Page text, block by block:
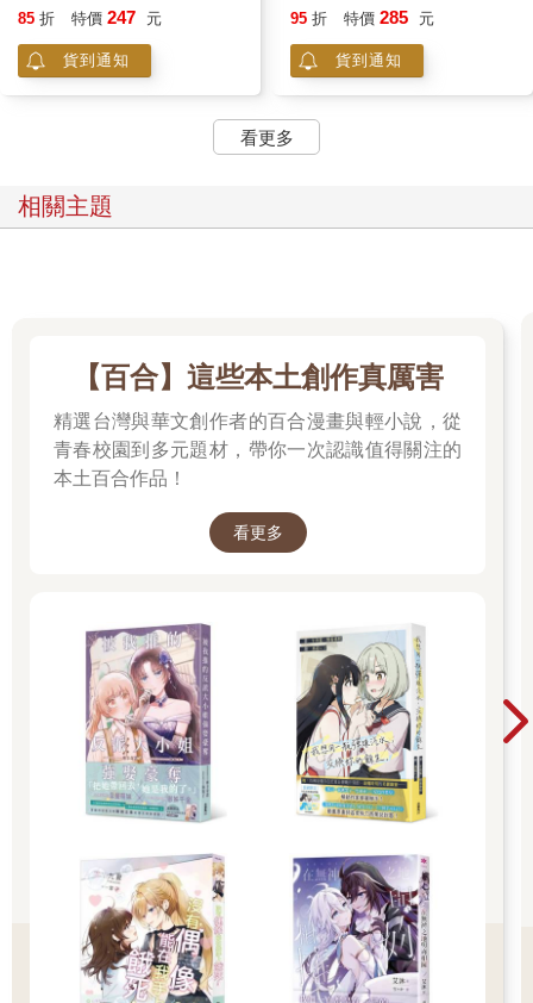
所以我才沒有乖乖咬餌。不過說是這麼說，我還是大發慈悲，給
「那就證明給我看吧。」證明妳不是神棍，而是真正的預言家──
可惜我回到櫃台邊時，迎接我的卻是祐希學姐的抱怨。
「如果學弟再晚一秒回來，我就要打電話報警了呀，檢舉誘拐未
「如果說誘拐我的是那位女孩呢？」這是事實。
學姐一手端著餐盤，插腰嘆了口氣。
她笑著說：「至少不要像你這樣到處得罪人囉。」
妳搏取新聞版面了。」
平常回話很快的學姐，難得沉默了一下。最後還是做出標準反
應：瞇起眼睛鄙視我，想光靠眼神殺掉我。或者說，我已經在她
「你這嘴巴呀，真想拿針狠狠縫起來！」
叔的他只是輕鬆地碎念一句。
「再偷懶就扣錢啦，你們兩位。」
被老闆笑著威脅了，真糟糕。
「為什麼連我也算進去呀？」
看學姐還能到處嘴人，其實心情應該不錯才對。
很快的，打工時間在忙碌中不知不覺結束了。
雖然也不想一輩子當打工族，不過我是覺得這份工作還不錯，老
闆也是少數不會追問我過去的人。
學姐早就閃人了，連招呼都沒打。打烊時我順便踩死了廚房的蟑
螂，將屍骸掃進垃圾桶。我就說看來漂亮的咖啡店還是很骯髒
的，畢竟我們也有販售一些熟食。
明天有早八的通識課，雖然會不會去另當別論，我還是迅速在休
息室換回平常的衣服，踏出咖啡店準備跨上機車──但視線自然而
85 折 特價 247 元
貨到通知
95 折 特價 285 元
貨到通知
看更多
相關主題
【百合】這些本土創作真厲害
精選台灣與華文創作者的百合漫畫與輕小說，從
青春校園到多元題材，帶你一次認識值得關注的
本土百合作品！
看更多